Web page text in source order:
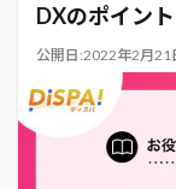
DXのポイン
公開日:2022年2月21